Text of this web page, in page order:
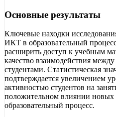
Основные результаты
Ключевые находки
ИКТ в образовательный
расширить доступ к учебным
качество взаимодействия
студентами. Статистическая
подтверждается увеличением
активностью студентов на
положительном влиянии новых
образовательный процесс.